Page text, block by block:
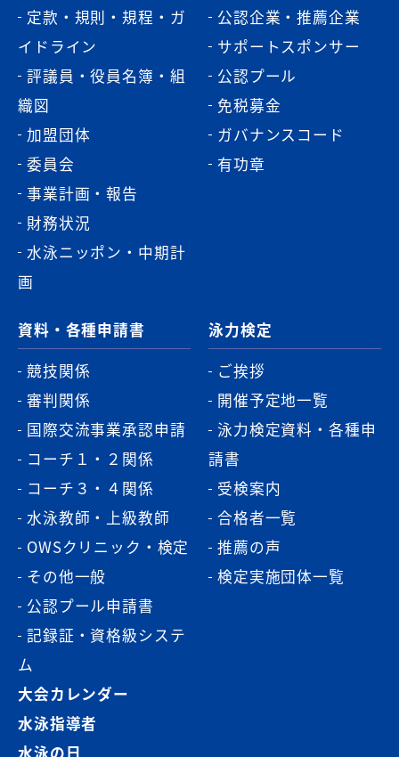
定款・規則・規程・ガ
イドライン
評議員・役員名簿・組
織図
加盟団体
委員会
事業計画・報告
財務状況
水泳ニッポン・中期計
画
公認企業・推薦企業
サポートスポンサー
公認プール
免税募金
ガバナンスコード
有功章
資料・各種申請書
競技関係
審判関係
国際交流事業承認申請
コーチ１・２関係
コーチ３・４関係
水泳教師・上級教師
OWSクリニック・検定
その他一般
公認プール申請書
記録証・資格級システ
ム
泳力検定
ご挨拶
開催予定地一覧
泳力検定資料・各種申
請書
受検案内
合格者一覧
推薦の声
検定実施団体一覧
大会カレンダー
水泳指導者